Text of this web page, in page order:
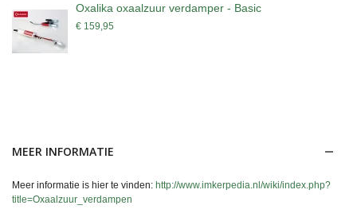
Oxalika oxaalzuur verdamper - Basic
€ 159,95
MEER INFORMATIE
Meer informatie is hier te vinden: http://www.imkerpedia.nl/wiki/index.php?
title=Oxaalzuur_verdampen